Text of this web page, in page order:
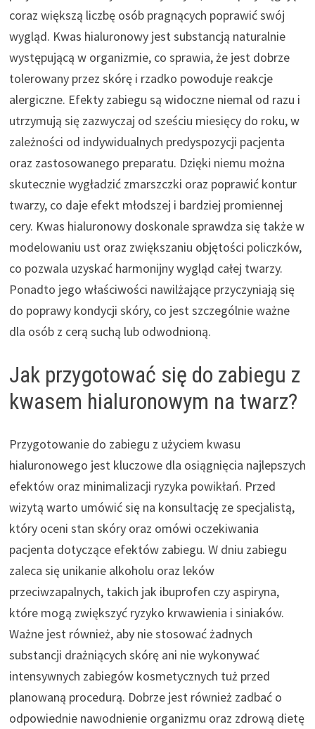
coraz większą liczbę osób pragnących poprawić swój
wygląd. Kwas hialuronowy jest substancją naturalnie
występującą w organizmie, co sprawia, że jest dobrze
tolerowany przez skórę i rzadko powoduje reakcje
alergiczne. Efekty zabiegu są widoczne niemal od razu i
utrzymują się zazwyczaj od sześciu miesięcy do roku, w
zależności od indywidualnych predyspozycji pacjenta
oraz zastosowanego preparatu. Dzięki niemu można
skutecznie wygładzić zmarszczki oraz poprawić kontur
twarzy, co daje efekt młodszej i bardziej promiennej
cery. Kwas hialuronowy doskonale sprawdza się także w
modelowaniu ust oraz zwiększaniu objętości policzków,
co pozwala uzyskać harmonijny wygląd całej twarzy.
Ponadto jego właściwości nawilżające przyczyniają się
do poprawy kondycji skóry, co jest szczególnie ważne
dla osób z cerą suchą lub odwodnioną.
Jak przygotować się do zabiegu z
kwasem hialuronowym na twarz?
Przygotowanie do zabiegu z użyciem kwasu
hialuronowego jest kluczowe dla osiągnięcia najlepszych
efektów oraz minimalizacji ryzyka powikłań. Przed
wizytą warto umówić się na konsultację ze specjalistą,
który oceni stan skóry oraz omówi oczekiwania
pacjenta dotyczące efektów zabiegu. W dniu zabiegu
zaleca się unikanie alkoholu oraz leków
przeciwzapalnych, takich jak ibuprofen czy aspiryna,
które mogą zwiększyć ryzyko krwawienia i siniaków.
Ważne jest również, aby nie stosować żadnych
substancji drażniących skórę ani nie wykonywać
intensywnych zabiegów kosmetycznych tuż przed
planowaną procedurą. Dobrze jest również zadbać o
odpowiednie nawodnienie organizmu oraz zdrową dietę